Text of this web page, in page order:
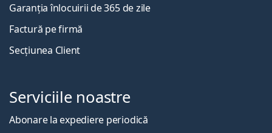
Garanția înlocuirii de 365 de zile
Factură pe firmă
Secțiunea Client
Serviciile noastre
Abonare la expediere periodică